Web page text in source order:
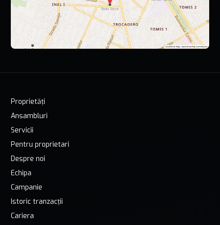
Proprietăți
Ansambluri
Servicii
Pentru proprietari
Despre noi
Echipa
Campanie
Istoric tranzacții
Cariera